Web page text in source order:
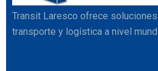
Transit Laresco ofrece
transporte y logística a nivel